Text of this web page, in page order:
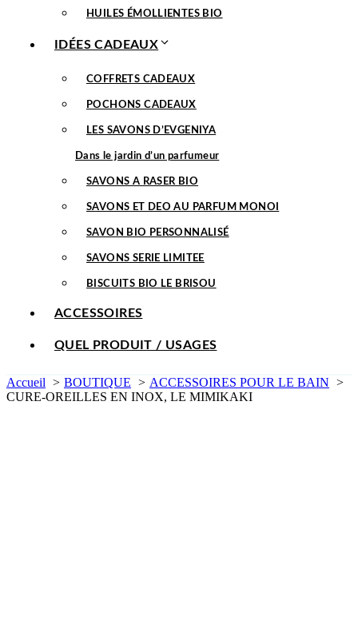
HUILES ÉMOLLIENTES BIO
IDÉES CADEAUX
COFFRETS CADEAUX
POCHONS CADEAUX
LES SAVONS D’EVGENIYA
Dans le jardin d’un parfumeur
SAVONS A RASER BIO
SAVONS ET DEO AU PARFUM MONOI
SAVON BIO PERSONNALISÉ
SAVONS SERIE LIMITEE
BISCUITS BIO LE BRISOU
ACCESSOIRES
QUEL PRODUIT / USAGES
Accueil BOUTIQUE
ACCESSOIRES POUR LE BAIN
CURE-OREILLES EN INOX, LE MIMIKAKI